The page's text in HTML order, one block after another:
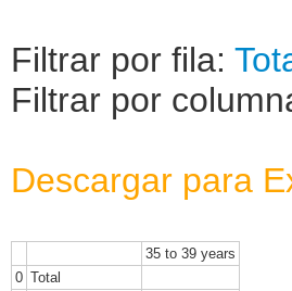
Filtrar por fila:
Filtrar por
Descargar para
35 to 39 years
0 Total